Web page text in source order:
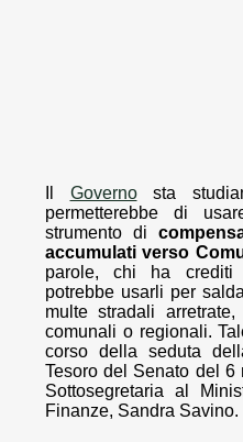
Governosta
permetterebbe di
strumento di
accumulati verso
parole, chi ha crediti
potrebbe usarli per
multe stradali
comunali o regionali.
corso della seduta
Tesoro del Senato del 6
Sottosegretaria al
Finanze, Sandra Savino.